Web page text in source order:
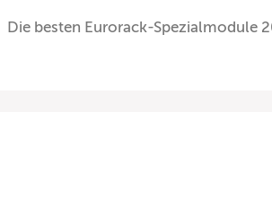
Die besten Eurorack-Spezialmodule